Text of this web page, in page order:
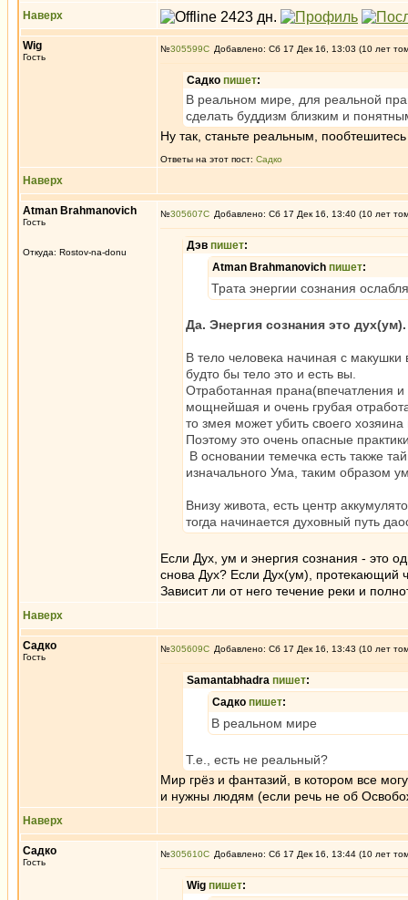
Наверх
Wig
Гость
№305599 Добавлено: Сб 17 Дек 16, 13:03 (10 лет
Садко пишет:
В реальном мире, для реальной
сделать буддизм близким и
Ну так, станьте реальным,
Ответы на этот пост: Садко
Наверх
Atman Brahmanovich
Гость
Откуда: Rostov-na-donu
№305607 Добавлено: Сб 17 Дек 16, 13:40 (10 лет
Дэв пишет:
Atman Brahmanovich пишет:
Трата энергии сознания
Да. Энергия сознания это дух(ум).
В тело человека начиная с
будто бы тело это и есть вы.
Отработанная прана(впечатления
мощнейшая и очень грубая
то змея может убить своего
Поэтому это очень опасные
В основании темечка есть также
изначального Ума, таким образом
Внизу живота, есть центр
тогда начинается духовный путь
Если Дух, ум и энергия сознания - это
снова Дух? Если Дух(ум), протекающий
Зависит ли от него течение реки и
Наверх
Садко
Гость
№305609 Добавлено: Сб 17 Дек 16, 13:43 (10 лет
Samantabhadra пишет:
Садко пишет:
В реальном мире
Т.е., есть не реальный?
Мир грёз и фантазий, в котором все
и нужны людям (если речь не об
Наверх
Садко
Гость
№305610 Добавлено: Сб 17 Дек 16, 13:44 (10 лет
Wig пишет: